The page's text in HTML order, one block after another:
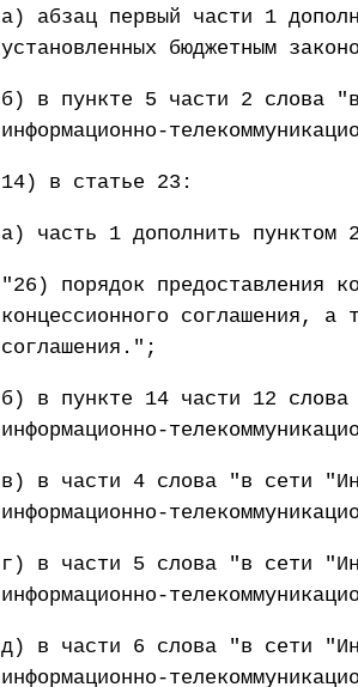
а) абзац первый части 1
установленных бюджетным
б) в пункте 5 части 2 слова
информационно-
14) в статье 23:
а) часть 1 дополнить пунктом
"26) порядок предоставления
концессионного соглашения, а
соглашения.";
б) в пункте 14 части 12
информационно-
в) в части 4 слова "в сети
информационно-
г) в части 5 слова "в сети
информационно-
д) в части 6 слова "в сети
информационно-